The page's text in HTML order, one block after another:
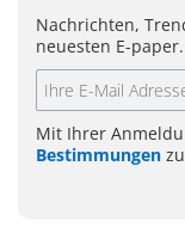
Nachrichten,
neuesten E-paper.
Mit Ihrer
Bestimmungen